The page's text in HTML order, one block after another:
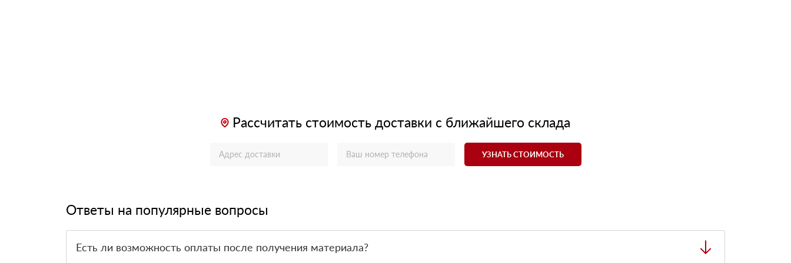
Рассчитать стоимость доставки с ближайшего склада
УЗНАТЬ СТОИМОСТЬ
Ответы на популярные вопросы
Есть ли возможность оплаты после получения материала?